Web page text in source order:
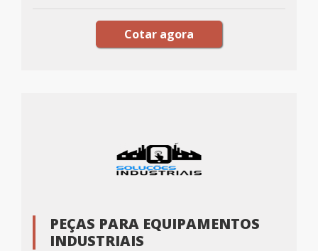
Cotar agora
PEÇAS PARA EQUIPAMENTOS
INDUSTRIAIS